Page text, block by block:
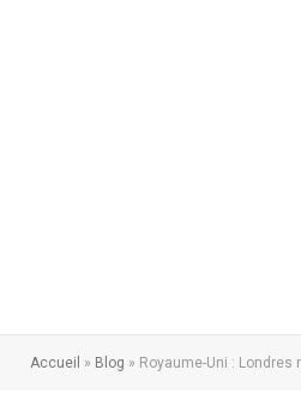
Accueil » Blog » Royaume-Uni : Londres menace de